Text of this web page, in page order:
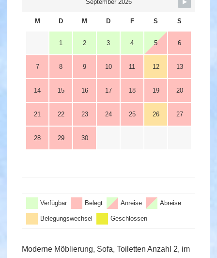
September 2026
M D M D F S S
1 2 3 4 5 6
7 8 9 10 11 12 13
14 15 16 17 18 19 20
21 22 23 24 25 26 27
28 29 30
Verfügbar Belegt Anreise Abreise
Belegungswechsel Geschlossen
Moderne Möblierung, Sofa, Toiletten Anzahl 2, im